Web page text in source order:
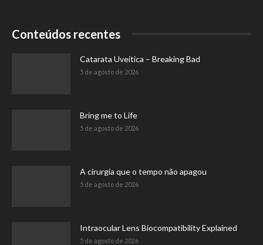
Conteúdos recentes
Catarata Uveítica – Breaking Bad
5 de agosto de 2026
Bring me to Life
5 de agosto de 2026
A cirurgia que o tempo não apagou
5 de agosto de 2026
Intraocular Lens Biocompatibility Explained
5 de agosto de 2026